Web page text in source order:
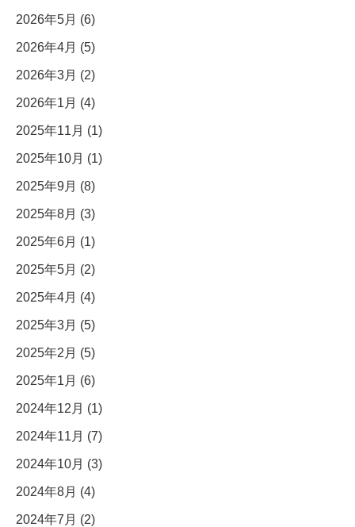
2026年5月 (6)
2026年4月 (5)
2026年3月 (2)
2026年1月 (4)
2025年11月 (1)
2025年10月 (1)
2025年9月 (8)
2025年8月 (3)
2025年6月 (1)
2025年5月 (2)
2025年4月 (4)
2025年3月 (5)
2025年2月 (5)
2025年1月 (6)
2024年12月 (1)
2024年11月 (7)
2024年10月 (3)
2024年8月 (4)
2024年7月 (2)